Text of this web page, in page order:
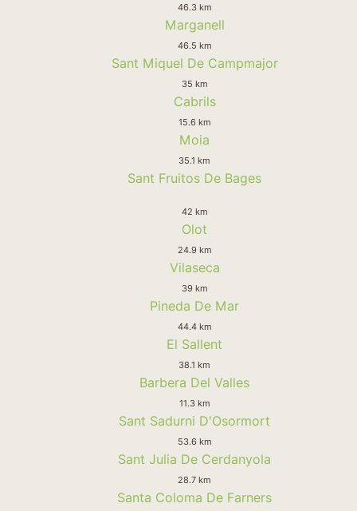
46.3 km
Marganell
46.5 km
Sant Miquel De Campmajor
35 km
Cabrils
15.6 km
Moia
35.1 km
Sant Fruitos De Bages
42 km
Olot
24.9 km
Vilaseca
39 km
Pineda De Mar
44.4 km
El Sallent
38.1 km
Barbera Del Valles
11.3 km
Sant Sadurni D'Osormort
53.6 km
Sant Julia De Cerdanyola
28.7 km
Santa Coloma De Farners